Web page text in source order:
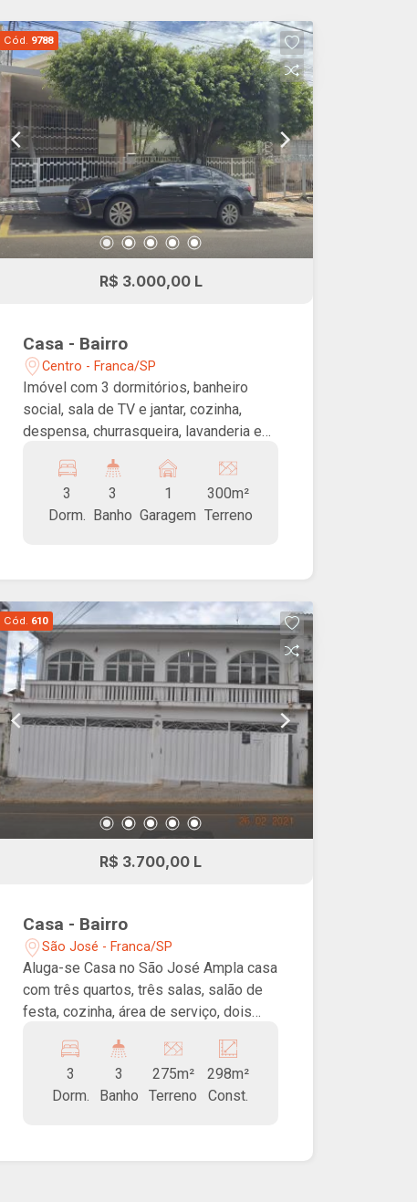
Cód. 9788
R$ 3.000,00 L
Casa - Bairro
Centro - Franca/SP
Imóvel com 3 dormitórios, banheiro
social, sala de TV e jantar, cozinha,
despensa, churrasqueira, lavanderia e
área construída, com piso inferior e
superior, ambos com banheiro. Garagem
para um carro.
3
Dorm.
3
Banho
1
Garagem
300m²
Terreno
Cód. 610
R$ 3.700,00 L
Casa - Bairro
São José - Franca/SP
Aluga-se Casa no São José Ampla casa
com três quartos, três salas, salão de
festa, cozinha, área de serviço, dois
privilegiada, próximo à Avenida Alonso
Y Alonso.
3
Dorm.
3
Banho
275m²
Terreno
298m²
Const.